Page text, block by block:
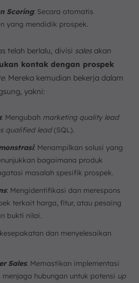
Scoring: Secara otomatis
yang mendidik prospek.
telah berlalu, divisi salesakan
kontak dengan prospek
. Mereka kemudian bekerja dalam
yakni:
: Mengubah marketing quality lead
qualified lead(SQL).
: Menampilkan solusi yang
bagaimana produk
masalah spesifik prospek.
: Mengidentifikasi dan merespons
terkait harga, fitur, atau pesaing
bukti nilai.
dan menyelesaikan
Sales: Memastikan implementasi
menjaga hubungan untuk potensi up